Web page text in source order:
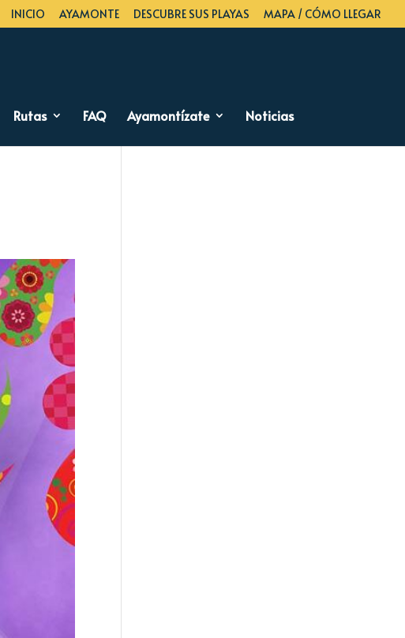
INICIO AYAMONTE DESCUBRE SUS PLAYAS MAPA / CÓMO LLEGAR
Rutas FAQ Ayamontízate Noticias